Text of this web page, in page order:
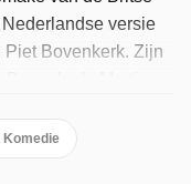
versie
Piet Bovenkerk. Zijn
RTL 4.
Komedie